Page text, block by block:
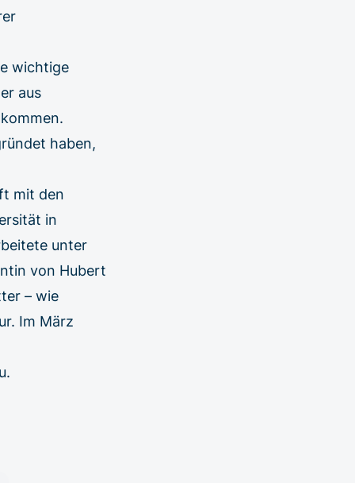
wichtige
aus
haben,
mit den
in
unter
von Hubert
– wie
Im März